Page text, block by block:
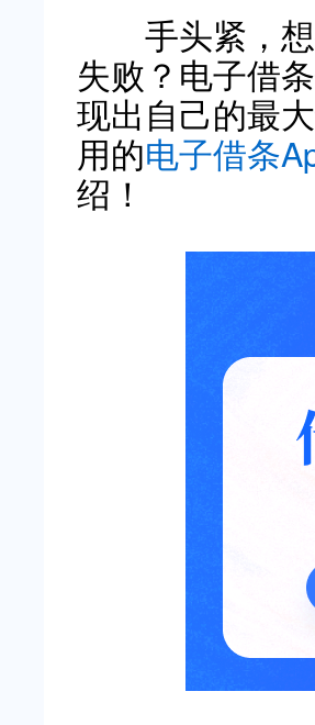
手头紧，想
失败？电子借
现出自己的最
用的电子借条
绍！